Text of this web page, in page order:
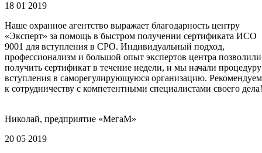
18 01 2019
Наше охранное агентство выражает благодарность центру
«Эксперт» за помощь в быстром получении сертификата ИСО
9001 для вступления в СРО. Индивидуальный подход,
профессионализм и большой опыт экспертов центра позволили
получить сертификат в течение недели, и мы начали процедуру
вступления в саморегулирующуюся организацию. Рекомендуем
к сотрудничеству с компетентными специалистами своего дела!
Николай, предприятие «МегаМ»
20 05 2019